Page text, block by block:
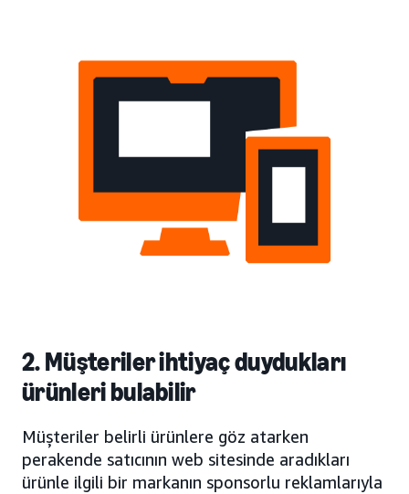
2. Müşteriler ihtiyaç duydukları
ürünleri bulabilir
Müşteriler belirli ürünlere göz atarken
perakende satıcının web sitesinde aradıkları
ürünle ilgili bir markanın sponsorlu reklamlarıyla